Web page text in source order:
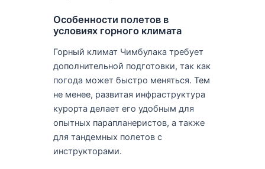
Особенности полетов в
условиях горного климата
Горный климат Чимбулака требует
дополнительной подготовки, так как
погода может быстро меняться. Тем
не менее, развитая инфраструктура
курорта делает его удобным для
опытных парапланеристов, а также
для тандемных полетов с
инструкторами.